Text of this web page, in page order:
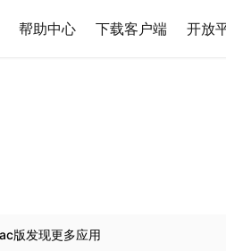
帮助中心 下载客户端 开放
版发现更多应用